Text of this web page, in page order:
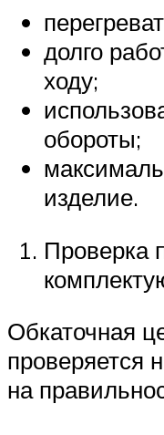
долго
ходу;
обороты;
изделие.
Проверка
Обкаточная
проверяется
на